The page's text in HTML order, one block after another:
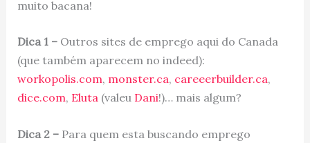
muito bacana!
Dica 1 –Outros sites de emprego aqui do Canada
(que também aparecem no indeed):
workopolis.com, monster.ca, careeerbuilder.ca,
dice.com, Eluta(valeu Dani!)… mais algum?
Dica 2 –Para quem esta buscando emprego